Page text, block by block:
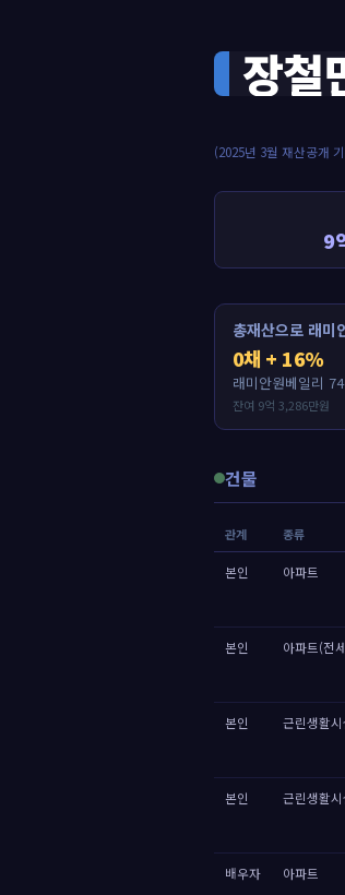
장철
(2025년 3월 재산공개
9
총재산으로 래미
0채 + 16%
래미안원베일리
잔여 9억 3,286만원
건물
관계 종류
본인 아파트
본인 아파트(전
본인 근린생활
본인 근린생활
배우자 아파트